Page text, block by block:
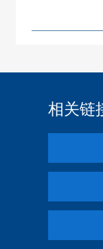
相关链